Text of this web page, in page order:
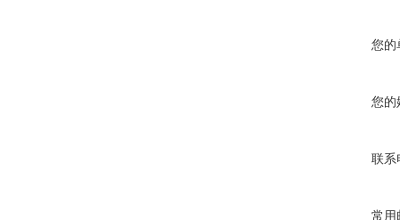
您的
您的
联系
常用